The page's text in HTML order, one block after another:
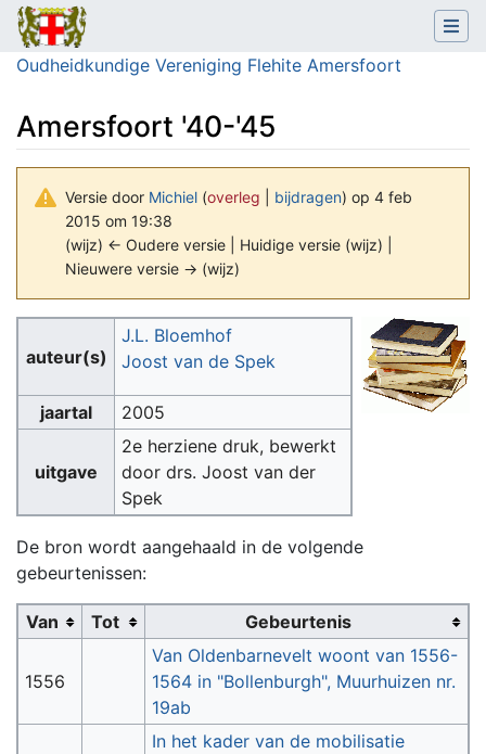
Oudheidkundige Vereniging Flehite Amersfoort
Amersfoort '40-'45
Versie door Michiel (overleg bijdragen) op 4 feb
2015 om 19:38
(wijz) ← Oudere versie | Huidige versie (wijz) |
Nieuwere versie → (wijz)
auteur(s)
J.L. Bloemhof
Joost van de Spek
jaartal 2005
uitgave
2e herziene druk, bewerkt
door drs. Joost van der
Spek
De bron wordt aangehaald in de volgende
gebeurtenissen:
Van Tot Gebeurtenis
1556
Van Oldenbarnevelt woont van 1556-
1564 in "Bollenburgh", Muurhuizen nr.
19ab
In het kader van de mobilisatie